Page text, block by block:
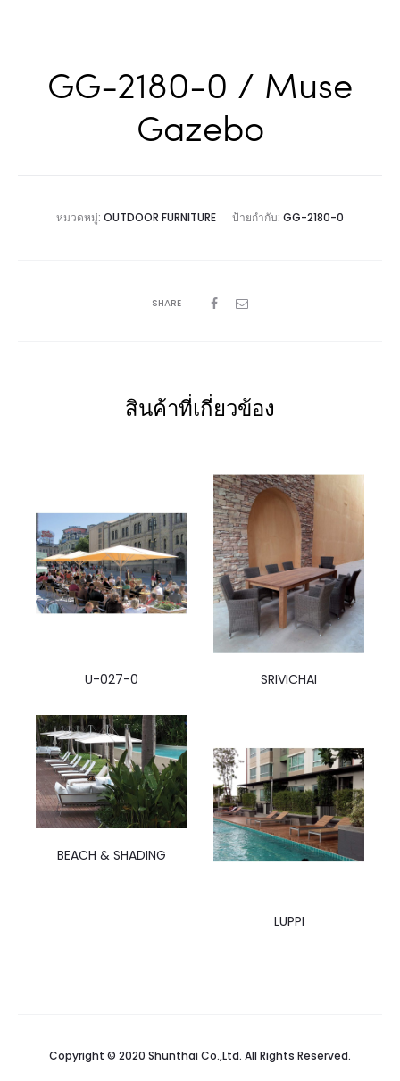
GG-2180-0 / Muse
Gazebo
หมวดหมู่: OUTDOOR FURNITURE ป้ายกำกับ: GG-2180-0
SHARE
สินค้าที่เกี่ยวข้อง
U-027-0 SRIVICHAI
BEACH & SHADING
LUPPI
Copyright © 2020 Shunthai Co.,Ltd. All Rights Reserved.